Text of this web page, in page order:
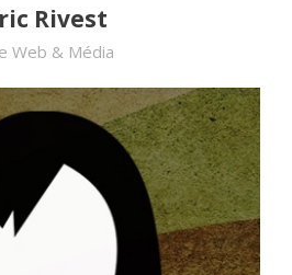
Rivest
Web & Média